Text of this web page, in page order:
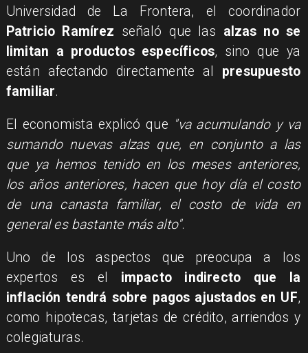
Universidad de La Frontera, el coordinador
Patricio Ramírez señaló que las alzas no se
limitan a productos específicos, sino que ya
están afectando directamente al presupuesto
familiar.
El economista explicó que "va acumulando y va
sumando nuevas alzas que, en conjunto a las
que ya hemos tenido en los meses anteriores,
los años anteriores, hacen que hoy día el costo
de una canasta familiar, el costo de vida en
general es bastante más alto".
Uno de los aspectos que preocupa a los
expertos es el impacto indirecto que la
inflación tendrá sobre pagos ajustados en UF,
como hipotecas, tarjetas de crédito, arriendos y
colegiaturas.